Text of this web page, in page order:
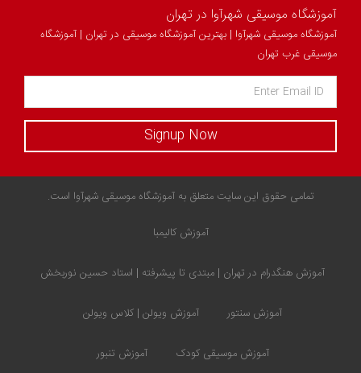
آموزشگاه موسیقی شهرآوا در تهران
آموزشگاه موسیقی شهرآوا | بهترین آموزشگاه موسیقی در تهران | آموزشگاه
موسیقی غرب تهران
Signup Now
تمامی حقوق این سایت متعلق به آموزشگاه موسیقی شهرآوا است.
آموزش کالیمبا
آموزش هنگدرام در تهران | مبتدی تا پیشرفته | استاد حسین نوربخش
آموزش سنتور آموزش ویولن | کلاس ویولن
آموزش موسیقی کودک آموزش تنبور